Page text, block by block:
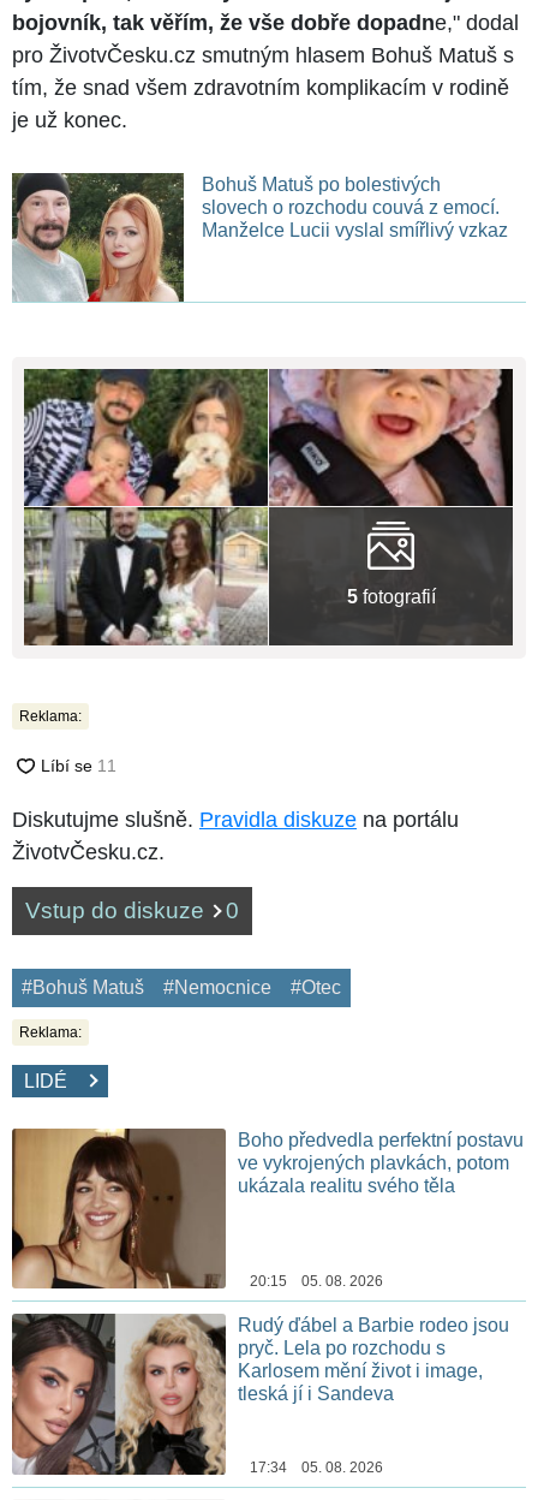
bojovník, tak věřím, že vše dobře dopadne," dodal
pro ŽivotvČesku.cz smutným hlasem Bohuš Matuš s
tím, že snad všem zdravotním komplikacím v rodině
je už konec.
Bohuš Matuš po bolestivých
slovech o rozchodu couvá z emocí.
Manželce Lucii vyslal smířlivý vzkaz
5fotografií
Reklama:
Diskutujme slušně. Pravidla diskuze na portálu
ŽivotvČesku.cz.
Vstup do diskuze 0
#Bohuš Matuš #Nemocnice #Otec
Reklama:
LIDÉ
Boho předvedla perfektní postavu
ve vykrojených plavkách, potom
ukázala realitu svého těla
20:15 05. 08. 2026
Rudý ďábel a Barbie rodeo jsou
pryč. Lela po rozchodu s
Karlosem mění život i image,
tleská jí i Sandeva
17:34 05. 08. 2026